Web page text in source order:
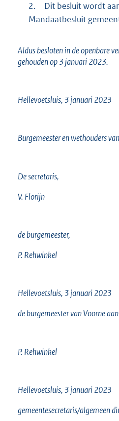
2.
Dit besluit wordt
Mandaatbesluit
Aldus besloten in de openbare
gehouden op 3 januari 2023.
Hellevoetsluis, 3 januari 2023
Burgemeester en wethouders
De secretaris,
V. Florijn
de burgemeester,
P. Rehwinkel
Hellevoetsluis, 3 januari 2023
de burgemeester van Voorne
P. Rehwinkel
Hellevoetsluis, 3 januari 2023
gemeentesecretaris/algemeen